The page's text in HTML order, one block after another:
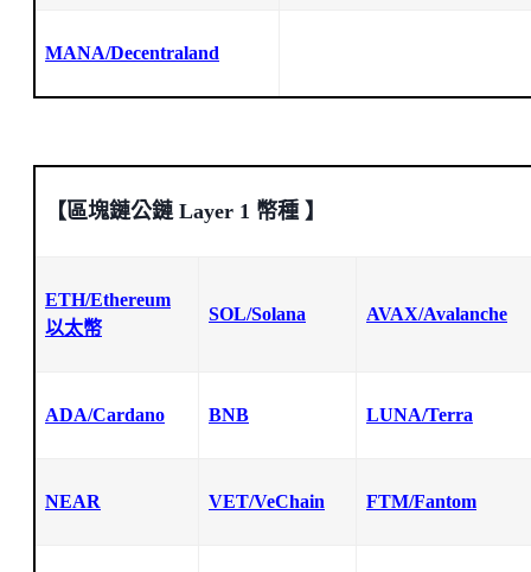
MANA/Decentraland
【區塊鏈公鏈 Layer 1 幣種 】
ETH/Ethereum
以太幣
SOL/Solana AVAX/Avalanche
ADA/Cardano BNB LUNA/Terra
NEAR VET/VeChain FTM/Fantom